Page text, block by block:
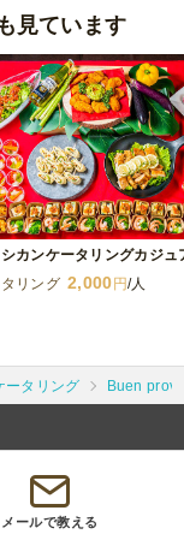
見ています
シカンケータリングカジュ
リング 2,000円/人
ータリング Buen
メールで教える